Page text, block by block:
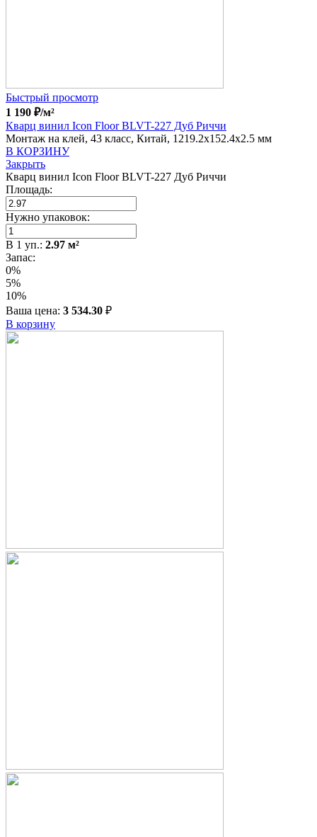
Быстрый просмотр
1 190 ₽/м²
Кварц винил Icon Floor BLVT-227 Дуб Риччи
Монтаж на клей, 43 класс, Китай, 1219.2x152.4x2.5 мм
В КОРЗИНУ
Закрыть
Кварц винил Icon Floor BLVT-227 Дуб Риччи
Площадь:
Нужно упаковок:
В 1 уп.: 2.97 м²
Запас:
0%
5%
10%
Ваша цена: 3 534.30 ₽
В корзину